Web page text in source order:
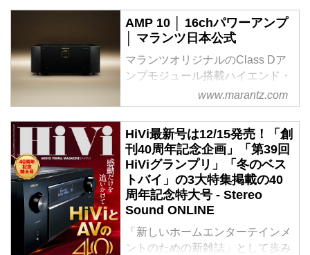
白河市にある株式会社ディーアン
ドエムホールディングス 白河オ
ーディオワークス。オーディオビ
ジュアル評論家の小原由夫氏にリ
ポーターをお願いし、同社生産本
さ...
2023年3月、マランツのAVアンプ
史上最高のパフォーマンスを誇る
セパレート型AVアンプ、
AV10/AMP10が誕生しました。こ
の動画では、その設計開発拠点で
ーアンドエムホールディングス
白河オーディオワークスで実施さ
れた特別インタビューの模様をお
届けいたします。
ご登場いただいたのは、
AV10/AMP10の生みの親ともいえ
る2人の若手エンジニア。聞き手
は、オーディオビジュアル評論家
の山本浩司氏です。山本氏は、奇
しくも2023年3月17日に発売され
リアンプ回路に搭載した、 マラ
ンツのAVプリアンプ史上最高の
パフォーマンスを誇るハイエンド
AVプリアンプ
AMP 10 │ 16chパワーアンプ
│ マランツ日本公式
マランツオリジナルのClass Dア
ンプモジュール搭載ハイエンド・
マルチチャンネルパワーアンプ
www.marantz.com
HiVi最新号は12/15発売！「創
刊40周年記念企画」「第39回
HiViグランプリ」「冬のベス
トバイ」の3大特集掲載の40
周年記念特大号 - Stereo
Sound ONLINE
「新しいホームエンターテインメ
ントのための新雑誌」として歩み